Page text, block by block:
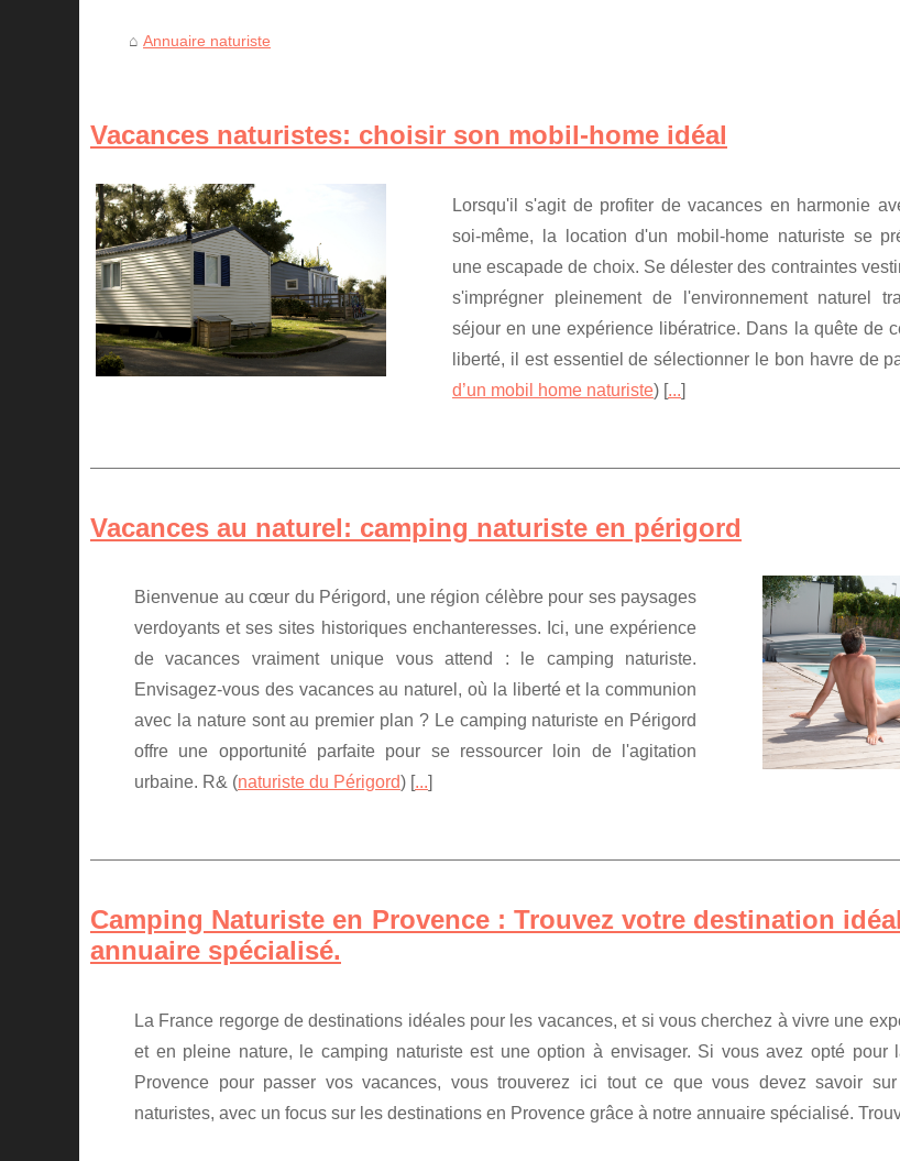
Annuaire naturiste
Vacances naturistes: choisir son mobil-home idéal
Lorsqu'il s'agit de profiter de vacances en harmonie
soi-même, la location d'un mobil-home naturiste se
une escapade de choix. Se délester des contraintes
s'imprégner pleinement de l'environnement naturel
séjour en une expérience libératrice. Dans la quête de
liberté, il est essentiel de sélectionner le bon havre de
d’un mobil home naturiste) [...]
Vacances au naturel: camping naturiste en périgord
Bienvenue au cœur du Périgord, une région célèbre pour ses paysages
verdoyants et ses sites historiques enchanteresses. Ici, une expérience
de vacances vraiment unique vous attend : le camping naturiste.
Envisagez-vous des vacances au naturel, où la liberté et la communion
avec la nature sont au premier plan ? Le camping naturiste en Périgord
offre une opportunité parfaite pour se ressourcer loin de l'agitation
urbaine. R& (naturiste du Périgord) [...]
Camping Naturiste en Provence : Trouvez votre destination
annuaire spécialisé.
La France regorge de destinations idéales pour les vacances, et si vous cherchez à vivre une
et en pleine nature, le camping naturiste est une option à envisager. Si vous avez opté pour
Provence pour passer vos vacances, vous trouverez ici tout ce que vous devez savoir
naturistes, avec un focus sur les destinations en Provence grâce à notre annuaire spécialisé.